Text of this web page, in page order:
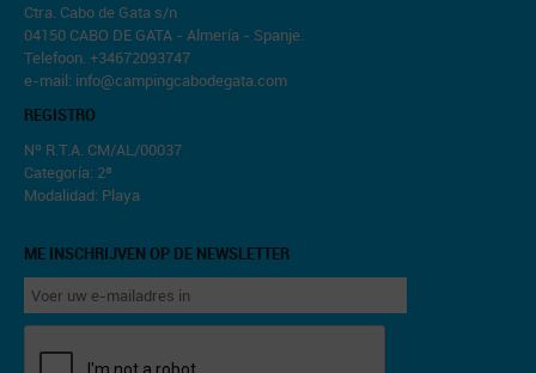
Ctra. Cabo de Gata s/n
04150 CABO DE GATA - Almería - Spanje.
Telefoon. +34672093747
e-mail: info@campingcabodegata.com
REGISTRO
Nº R.T.A. CM/AL/00037
Categoría: 2ª
Modalidad: Playa
ME INSCHRIJVEN OP DE NEWSLETTER